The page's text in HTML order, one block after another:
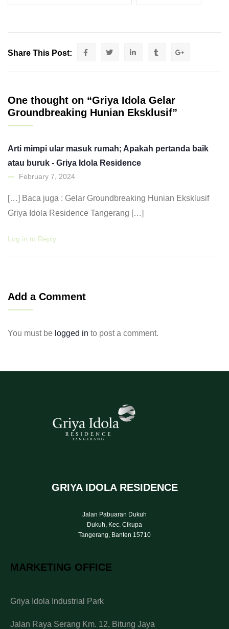
Share This Post:
One thought on “Griya Idola Gelar
Groundbreaking Hunian Eksklusif”
Arti mimpi ular masuk rumah; Apakah pertanda baik
atau buruk - Griya Idola Residence
February 7, 2024
[…] Baca juga : Gelar Groundbreaking Hunian Eksklusif
Griya Idola Residence Tangerang […]
Log in to Reply
Add a Comment
You must be logged in to post a comment.
GRIYA IDOLA RESIDENCE
Jalan Pabuaran Dukuh
Dukuh, Kec. Cikupa
Tangerang, Banten 15710
MARKETING OFFICE
Griya Idola Industrial Park
Jalan Raya Serang Km. 12, Bitung Jaya